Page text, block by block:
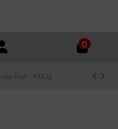
0
Fed - 1000g